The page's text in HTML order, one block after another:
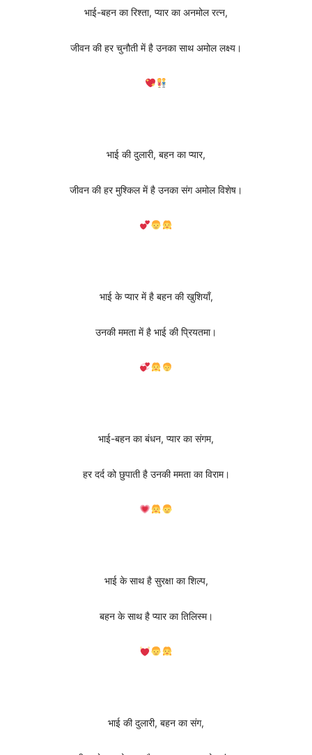
भाई-बहन का रिश्ता, प्यार का अनमोल रत्न,
जीवन की हर चुनौती में है उनका साथ अमोल लक्ष्य।
भाई की दुलारी, बहन का प्यार,
जीवन की हर मुश्किल में है उनका संग अमोल विशेष।
भाई के प्यार में है बहन की खुशियाँ,
उनकी ममता में है भाई की प्रियतमा।
भाई-बहन का बंधन, प्यार का संगम,
हर दर्द को छुपाती है उनकी ममता का विराम।
भाई के साथ है सुरक्षा का शिल्प,
बहन के साथ है प्यार का तिलिस्म।
भाई की दुलारी, बहन का संग,